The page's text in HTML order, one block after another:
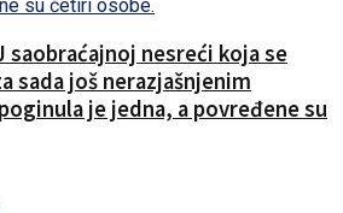
saobraćajnoj nesreći koja se
sada još nerazjašnjenim
je jedna, a povređene su